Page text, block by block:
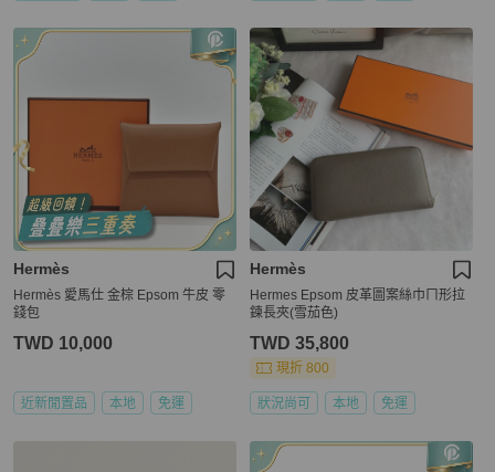
Hermès
Hermès 愛馬仕 金棕 Epsom 牛皮 零
錢包
TWD 10,000
近新閒置品 本地 免運
Hermès
Hermes Epsom 皮革圖案絲巾ㄇ形拉
鍊長夾(雪茄色)
TWD 35,800
現折 800
狀況尚可 本地 免運